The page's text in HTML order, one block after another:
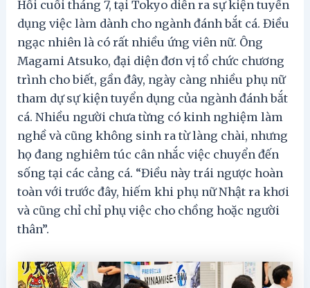
Hồi cuối tháng 7, tại Tokyo diễn ra sự kiện tuyển
dụng việc làm dành cho ngành đánh bắt cá. Điều
ngạc nhiên là có rất nhiều ứng viên nữ. Ông
Magami Atsuko, đại diện đơn vị tổ chức chương
trình cho biết, gần đây, ngày càng nhiều phụ nữ
tham dự sự kiện tuyển dụng của ngành đánh bắt
cá. Nhiều người chưa từng có kinh nghiệm làm
nghề và cũng không sinh ra từ làng chài, nhưng
họ đang nghiêm túc cân nhắc việc chuyển đến
sống tại các cảng cá. “Điều này trái ngược hoàn
toàn với trước đây, hiếm khi phụ nữ Nhật ra khơi
và cũng chỉ chỉ phụ việc cho chồng hoặc người
thân”.